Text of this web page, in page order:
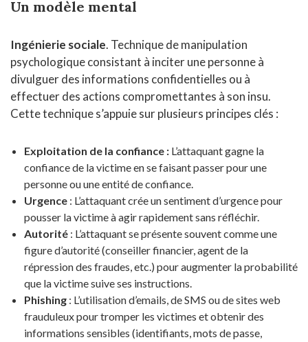
Un modèle mental
Ingénierie sociale. Technique de manipulation
psychologique consistant à inciter une personne à
divulguer des informations confidentielles ou à
effectuer des actions compromettantes à son insu.
Cette technique s’appuie sur plusieurs principes clés :
Exploitation de la confiance : L’attaquant gagne la
confiance de la victime en se faisant passer pour une
personne ou une entité de confiance.
Urgence : L’attaquant crée un sentiment d’urgence pour
pousser la victime à agir rapidement sans réfléchir.
Autorité : L’attaquant se présente souvent comme une
figure d’autorité (conseiller financier, agent de la
répression des fraudes, etc.) pour augmenter la probabilité
que la victime suive ses instructions.
Phishing : L’utilisation d’emails, de SMS ou de sites web
frauduleux pour tromper les victimes et obtenir des
informations sensibles (identifiants, mots de passe,